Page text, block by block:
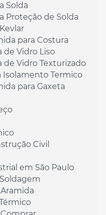
Solda
Proteção de Solda
para Costura
de Vidro Liso
de Vidro Texturizado
Isolamento Termico
para Gaxeta
Civil
em São Paulo